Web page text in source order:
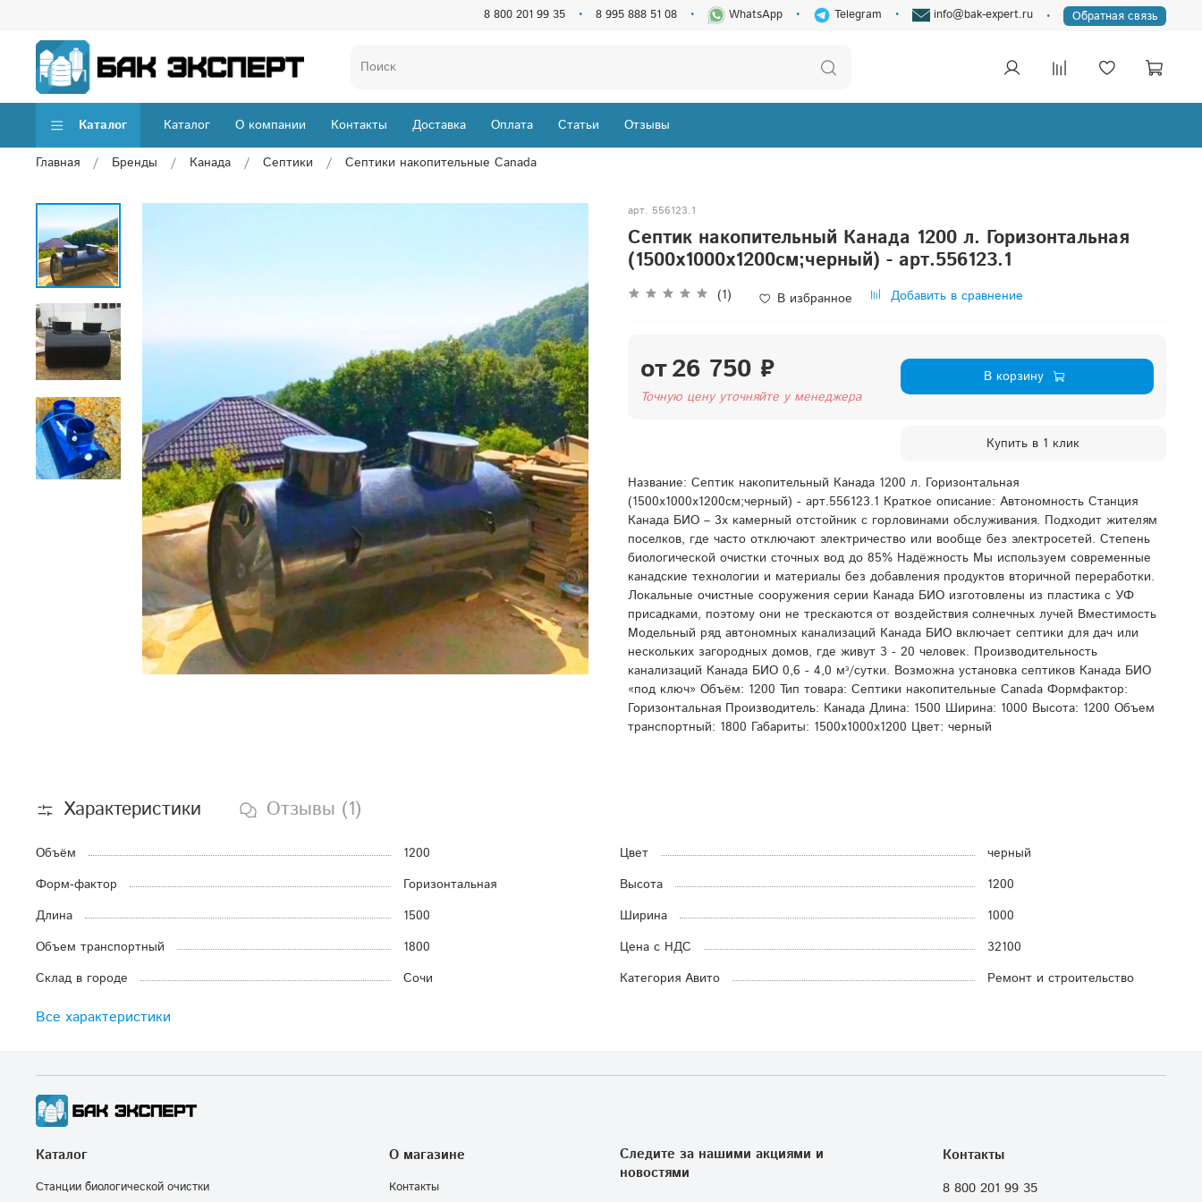
8 800 201 99 35 8 995 888 51 08 WhatsApp Telegram info@bak-expert.ru Обратная связь
Каталог Каталог О компании Контакты Доставка Оплата Статьи Отзывы
Главная Бренды Канада Септики Септики накопительные Canada
арт. 556123.1
Септик накопительный Канада 1200 л. Горизонтальная
(1500x1000x1200см;черный) - арт.556123.1
(1) В избранное Добавить в сравнение
от26 750 ₽
Точную цену уточняйте у менеджера
В корзину
Купить в 1 клик
Название: Септик накопительный Канада 1200 л. Горизонтальная
(1500x1000x1200см;черный) - арт.556123.1 Краткое описание: Автономность Станция
Канада БИО – 3х камерный отстойник с горловинами обслуживания. Подходит жителям
поселков, где часто отключают электричество или вообще без электросетей. Степень
биологической очистки сточных вод до 85% Надёжность Мы используем современные
канадские технологии и материалы без добавления продуктов вторичной переработки.
Локальные очистные сооружения серии Канада БИО изготовлены из пластика с УФ
присадками, поэтому они не трескаются от воздействия солнечных лучей Вместимость
Модельный ряд автономных канализаций Канада БИО включает септики для дач или
нескольких загородных домов, где живут 3 - 20 человек. Производительность
канализаций Канада БИО 0,6 - 4,0 мᵌ/сутки. Возможна установка септиков Канада БИО
«под ключ» Объём: 1200 Тип товара: Септики накопительные Canada Формфактор:
Горизонтальная Производитель: Канада Длина: 1500 Ширина: 1000 Высота: 1200 Объем
транспортный: 1800 Габариты: 1500x1000x1200 Цвет: черный
Характеристики Отзывы (1)
Объём 1200 Цвет
черный
Форм-фактор
Горизонтальная Высота
1200
Длина
1500 Ширина
1000
Объем транспортный
1800 Цена с НДС
32100
Склад в городе
Сочи Категория Авито Ремонт и строительство
Все характеристики
Каталог
Станции биологической очистки
О магазине
Контакты
Контакты
8 800 201 99 35
Следите за нашими акциями и
новостями